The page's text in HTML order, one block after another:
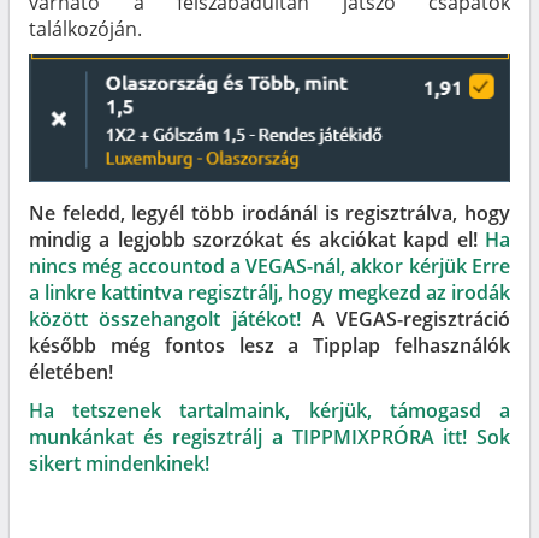
találkozóján.
Ne feledd, legyél több irodánál is regisztrálva, hogy
mindig a legjobb szorzókat és akciókat kapd el! Ha
nincs még accountod a VEGAS-nál, akkor kérjük Erre
a linkre kattintva regisztrálj, hogy megkezd az irodák
között összehangolt játékot! A VEGAS-regisztráció
később még fontos lesz a Tipplap felhasználók
életében!
Ha tetszenek tartalmaink, kérjük, támogasd a
munkánkat és regisztrálj a TIPPMIXPRÓRA itt! Sok
sikert mindenkinek!